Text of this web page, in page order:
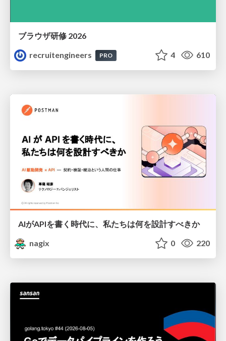
ブラウザ研修 2026
recruitengineers
PRO 4 610
AIがAPIを書く時代に、私たちは何を設計すべきか
nagix
0 220